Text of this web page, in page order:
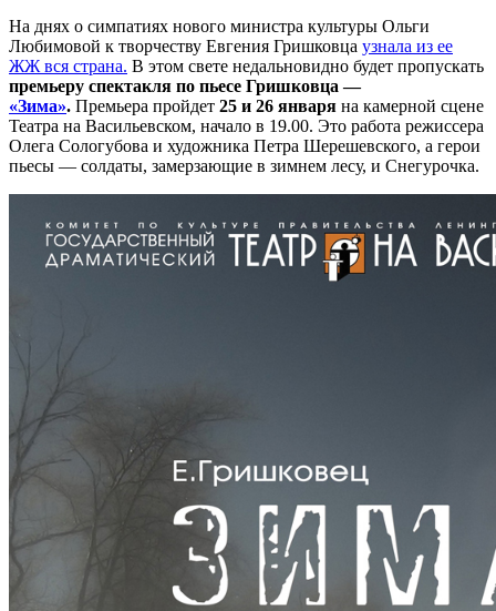
На днях о симпатиях нового министра культуры Ольги
Любимовой к творчеству Евгения Гришковца узнала из ее
ЖЖ вся страна. В этом свете недальновидно будет пропускать
премьеру спектакля по пьесе Гришковца —
«Зима». Премьера пройдет 25 и 26 января на камерной сцене
Театра на Васильевском, начало в 19.00. Это работа режиссера
Олега Сологубова и художника Петра Шерешевского, а герои
пьесы — солдаты, замерзающие в зимнем лесу, и Снегурочка.